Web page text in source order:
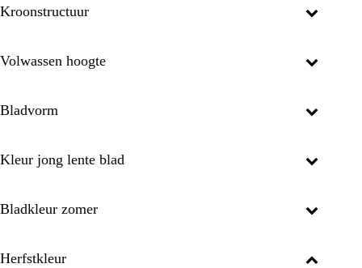
Kroonstructuur
Volwassen hoogte
Bladvorm
Kleur jong lente blad
Bladkleur zomer
Herfstkleur